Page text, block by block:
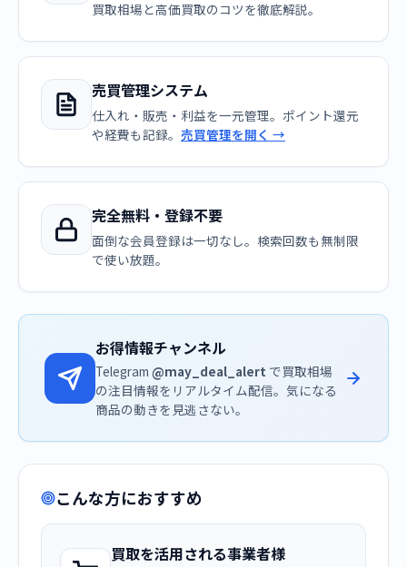
買取相場と高価買取のコツを徹底解説。
売買管理システム
仕入れ・販売・利益を一元管理。ポイント還元
や経費も記録。 売買管理を開く →
完全無料・登録不要
面倒な会員登録は一切なし。検索回数も無制限
で使い放題。
お得情報チャンネル
Telegram @may_deal_alert で買取相場
の注目情報をリアルタイム配信。気になる
商品の動きを見逃さない。
こんな方におすすめ
買取を活用される事業者様